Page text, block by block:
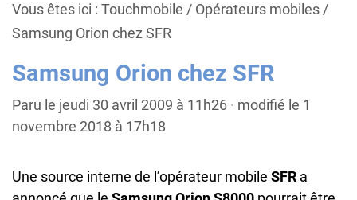
Vous êtes ici : Touchmobile / Opérateurs mobiles/
Samsung Orion chez SFR
Samsung Orion chez SFR
Paru le jeudi 30 avril 2009 à 11h26 · modifié le 1
novembre 2018 à 17h18
Une source interne de l’opérateur mobile SFR a